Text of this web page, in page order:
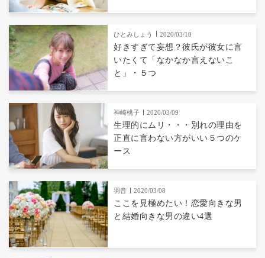
ひとみしょう 2020/03/10
好きすぎて妄想？彼氏が彼女に言
いたくて「なかなか言えないこ
と」・５つ
神崎桃子 2020/03/09
生理的にムリ・・・別れの理由を
正直に言わない方がいい５つのケ
ース
羽音 2020/03/08
ここを見極めたい！恋愛向きな男
と結婚向きな男の違い4選